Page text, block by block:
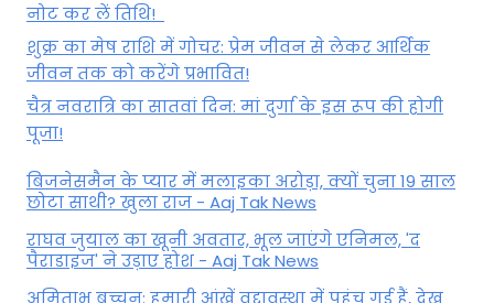
नोट कर लें तिथि!
शुक्र का मेष राशि में गोचर: प्रेम जीवन से लेकर आर्थिक
जीवन तक को करेंगे प्रभावित!
चैत्र नवरात्रि का सातवां दिन: मां दुर्गा के इस रूप की होगी
पूजा!
बिजनेसमैन के प्यार में मलाइका अरोड़ा, क्यों चुना 19 साल
छोटा साथी? खुला राज - Aaj Tak News
राघव जुयाल का खूनी अवतार, भूल जाएंगे एनिमल, 'द
पैराडाइज' ने उड़ाए होश - Aaj Tak News